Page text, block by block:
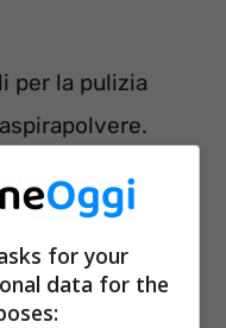
per la pulizia
for your
data for the